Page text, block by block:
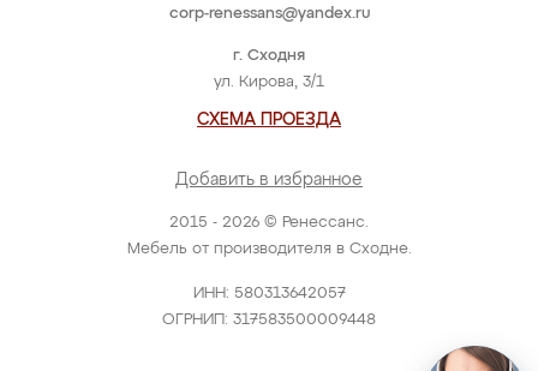
2015 - 2026 © Ренессанс.
Мебель от производителя в Сходне.
ИНН: 580313642057
ОГРНИП: 317583500009448
г. Сходня
ул. Кирова, 3/1
СХЕМА ПРОЕЗДА
Добавить в избранное
corp-renessans@yandex.ru